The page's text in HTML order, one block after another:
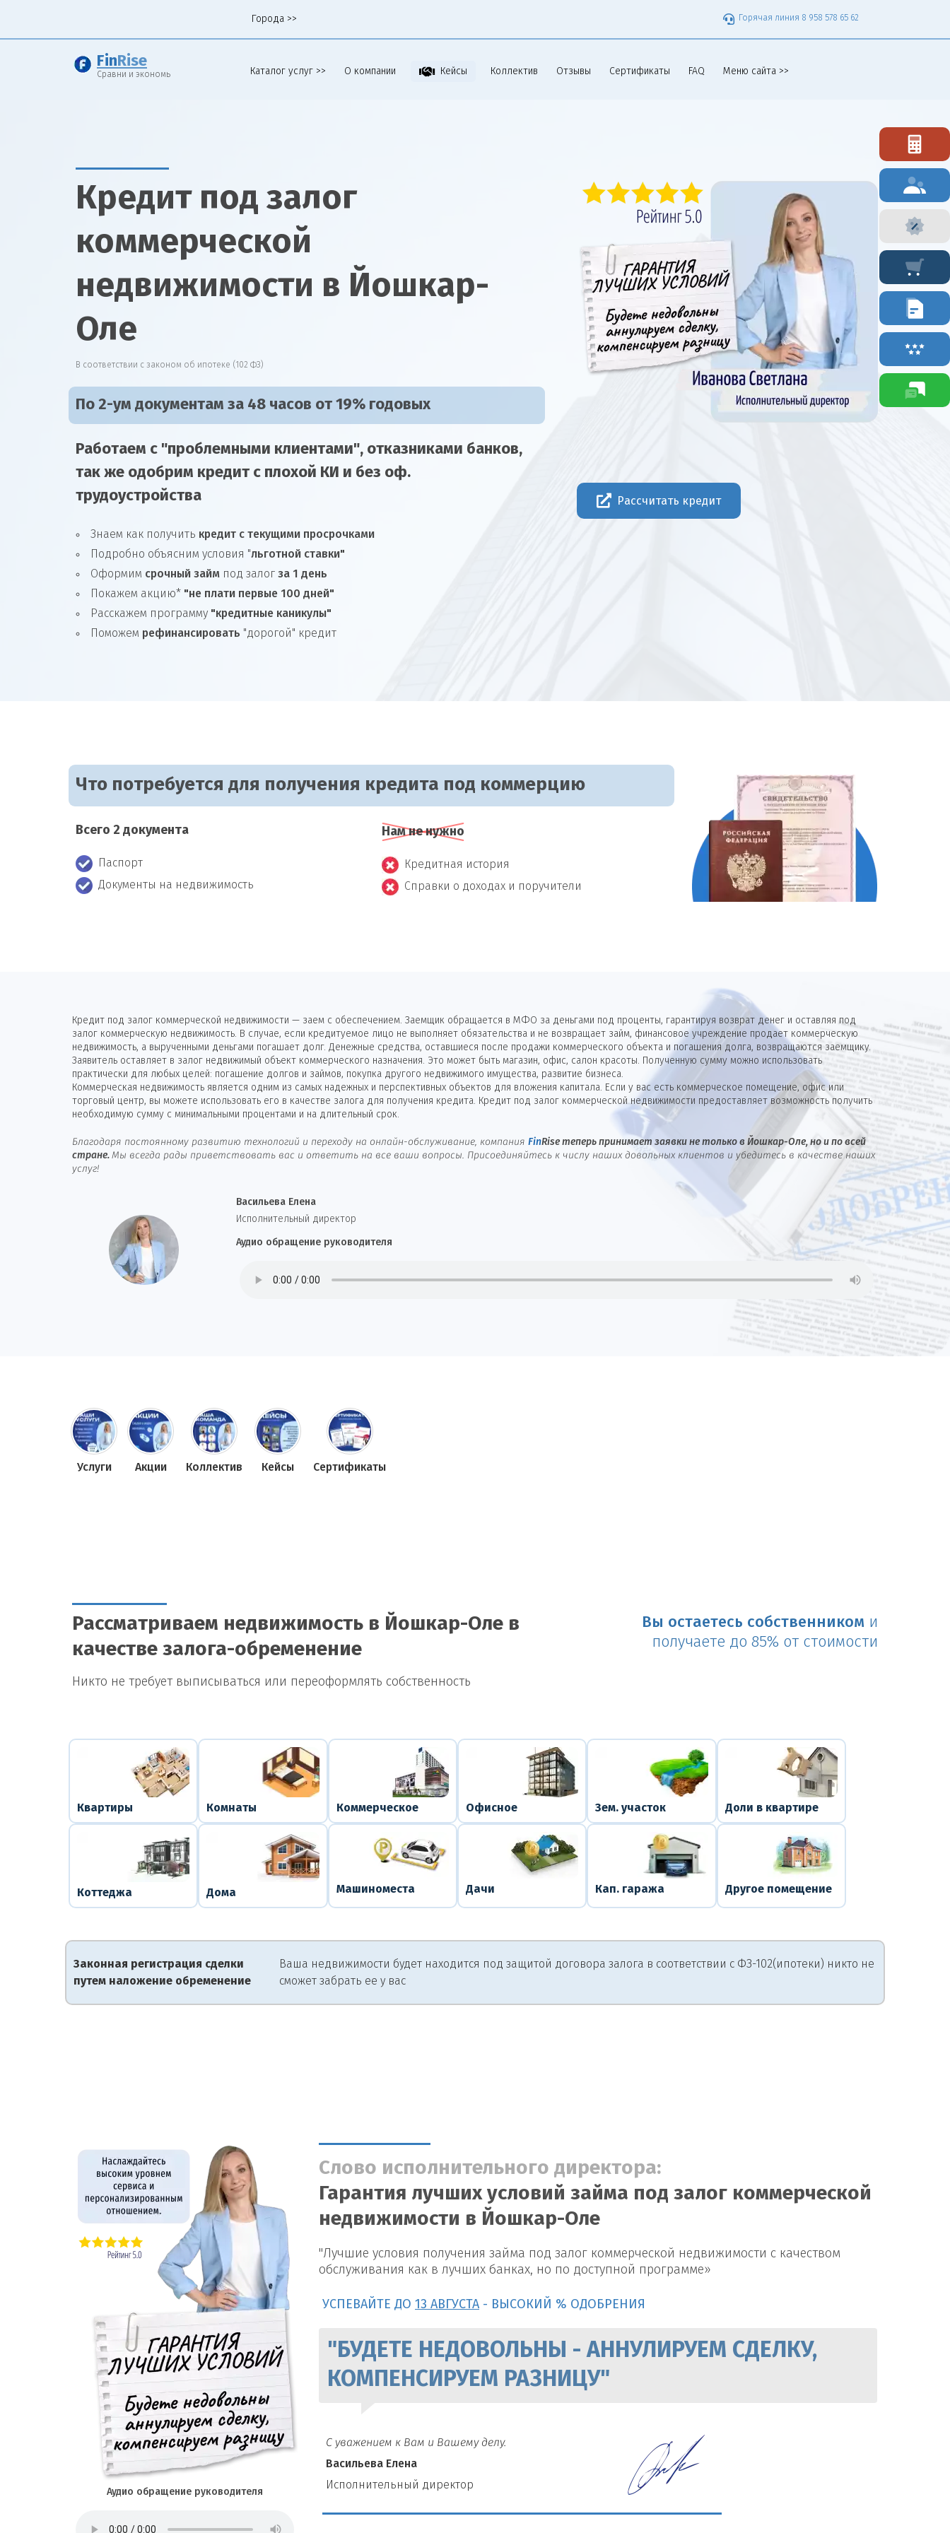
Города >> Горячая линия 8 958 578 65 62
Fin Rise
Сравни и экономь Каталог услуг >> О компании Кейсы Коллектив Отзывы Сертификаты FAQ Меню сайта >>
Кредит под залог
коммерческой
недвижимости в Йошкар-
Оле
В соответствии с законом об ипотеке (102 ФЗ)
По 2-ум документам за 48 часов от 19% годовых
Работаем с "проблемными клиентами", отказниками банков,
так же одобрим кредит с плохой КИ и без оф.
трудоустройства
Знаем как получить кредит с текущими просрочками
Подробно объясним условия "льготной ставки"
Оформим срочный займ под залог за 1 день
Покажем акцию* "не плати первые 100 дней"
Расскажем программу "кредитные каникулы"
Поможем рефинансировать "дорогой" кредит
Рассчитать кредит
Что потребуется для получения кредита под коммерцию
Всего 2 документа
Паспорт
Документы на недвижимость
Нам не нужно
Кредитная история
Справки о доходах и поручители
Кредит под залог коммерческой недвижимости — заем с обеспечением. Заемщик обращается в МФО за деньгами под проценты, гарантируя возврат денег и оставляя под
залог коммерческую недвижимость. В случае, если кредитуемое лицо не выполняет обязательства и не возвращает займ, финансовое учреждение продает коммерческую
недвижимость, а вырученными деньгами погашает долг. Денежные средства, оставшиеся после продажи коммерческого объекта и погашения долга, возвращаются заемщику.
Заявитель оставляет в залог недвижимый объект коммерческого назначения. Это может быть магазин, офис, салон красоты. Полученную сумму можно использовать
практически для любых целей: погашение долгов и займов, покупка другого недвижимого имущества, развитие бизнеса.
Коммерческая недвижимость является одним из самых надежных и перспективных объектов для вложения капитала. Если у вас есть коммерческое помещение, офис или
торговый центр, вы можете использовать его в качестве залога для получения кредита. Кредит под залог коммерческой недвижимости предоставляет возможность получить
необходимую сумму с минимальными процентами и на длительный срок.
Благодаря постоянному развитию технологий и переходу на онлайн-обслуживание, компания FinRise теперь принимает заявки не только в Йошкар-Оле, но и по всей
стране. Мы всегда рады приветствовать вас и ответить на все ваши вопросы. Присоединяйтесь к числу наших довольных клиентов и убедитесь в качестве наших
услуг!
Васильева Елена
И сполнительный директор
Аудио обращение руководителя
Услуги Акции Коллектив Кейсы Сертификаты
Рассматриваем недвижимость в Йошкар-Оле в
качестве залога-обременение
Вы остаетесь собственником и
получаете до 85% от стоимости
Никто не требует выписываться или переоформлять собственность
Квартиры Комнаты Коммерческое Офисное Зем. участок Доли в квартире
Коттеджа Дома Машиноместа Дачи Кап. гаража Другое помещение
Законная регистрация сделки
путем наложение обременение
Ваша недвижимости будет находится под защитой договора залога в соответствии с ФЗ-102(ипотеки) никто не
сможет забрать ее у вас
Аудио обращение руководителя
Слово исполнительного директора:
Гарантия лучших условий займа под залог коммерческой
недвижимости в Йошкар-Оле
"Лучшие условия получения займа под залог коммерческой недвижимости с качеством
обслуживания как в лучших банках, но по доступной программе»
УСПЕВАЙТЕ ДО 13 АВГУСТА - ВЫСОКИЙ % ОДОБРЕНИЯ
"БУДЕТЕ НЕДОВОЛЬНЫ - АННУЛИРУЕМ СДЕЛКУ,
КОМПЕНСИРУЕМ РАЗНИЦУ"
С уважением к Вам и Вашему делу.
Васильева Елена
И сполнительный директор